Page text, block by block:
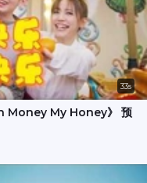
33s
Money My Honey》 预